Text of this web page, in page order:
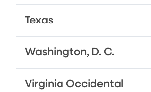
Texas
Washington, D. C.
Virginia Occidental